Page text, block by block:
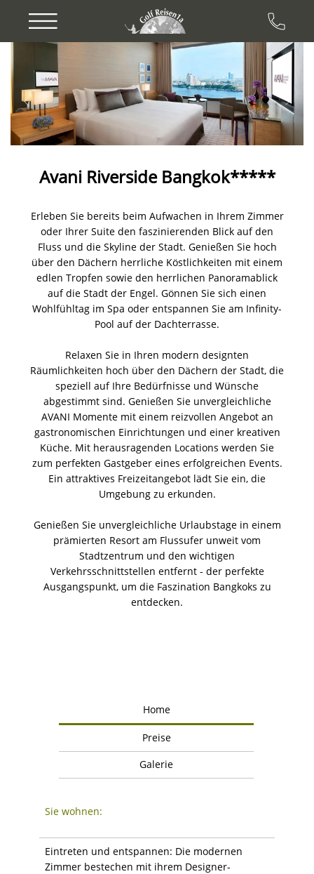
Next
Avani Riverside Bangkok*****
Erleben Sie bereits beim Aufwachen in Ihrem Zimmer
oder Ihrer Suite den faszinierenden Blick auf den
Fluss und die Skyline der Stadt. Genießen Sie hoch
über den Dächern herrliche Köstlichkeiten mit einem
edlen Tropfen sowie den herrlichen Panoramablick
auf die Stadt der Engel. Gönnen Sie sich einen
Wohlfühltag im Spa oder entspannen Sie am Infinity-
Pool auf der Dachterrasse.
Relaxen Sie in Ihren modern designten
Räumlichkeiten hoch über den Dächern der Stadt, die
speziell auf Ihre Bedürfnisse und Wünsche
abgestimmt sind. Genießen Sie unvergleichliche
AVANI Momente mit einem reizvollen Angebot an
gastronomischen Einrichtungen und einer kreativen
Küche. Mit herausragenden Locations werden Sie
zum perfekten Gastgeber eines erfolgreichen Events.
Ein attraktives Freizeitangebot lädt Sie ein, die
Umgebung zu erkunden.
Genießen Sie unvergleichliche Urlaubstage in einem
prämierten Resort am Flussufer unweit vom
Stadtzentrum und den wichtigen
Verkehrsschnittstellen entfernt - der perfekte
Ausgangspunkt, um die Faszination Bangkoks zu
entdecken.
Home
Preise
Galerie
Sie wohnen:
Eintreten und entspannen: Die modernen
Zimmer bestechen mit ihrem Designer-